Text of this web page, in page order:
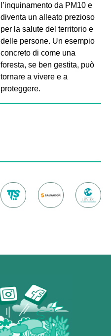
l’inquinamento da PM10 e
diventa un alleato prezioso
per la salute del territorio e
delle persone. Un esempio
concreto di come una
foresta, se ben gestita, può
tornare a vivere e a
proteggere.